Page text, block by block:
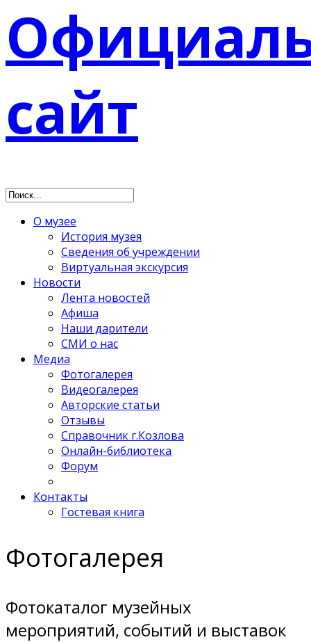
О музее
История музея
Сведения об учреждении
Виртуальная экскурсия
Новости
Лента новостей
Афиша
Наши дарители
СМИ о нас
Медиа
Фотогалерея
Видеогалерея
Авторские статьи
Отзывы
Справочник г.Козлова
Онлайн-библиотека
Форум
Контакты
Гостевая книга
Фотогалерея
Фотокаталог музейных
мероприятий, событий и выставок